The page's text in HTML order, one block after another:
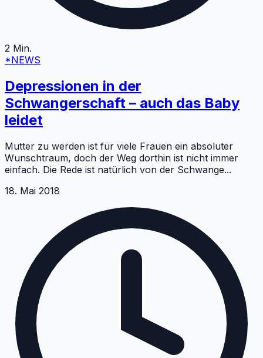
2 Min.
*NEWS
Depressionen in der
Schwangerschaft – auch das Baby
leidet
Mutter zu werden ist für viele Frauen ein absoluter
Wunschtraum, doch der Weg dorthin ist nicht immer
einfach. Die Rede ist natürlich von der Schwange...
18. Mai 2018